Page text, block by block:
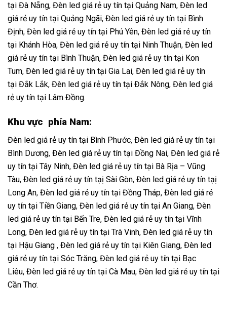
tại Đà Nẵng, Đèn led giá rẻ uy tín tại Quảng Nam, Đèn led
giá rẻ uy tín tại Quảng Ngãi, Đèn led giá rẻ uy tín tại Bình
Định, Đèn led giá rẻ uy tín tại Phú Yên, Đèn led giá rẻ uy tín
tại Khánh Hòa, Đèn led giá rẻ uy tín tại Ninh Thuận, Đèn led
giá rẻ uy tín tại Bình Thuận, Đèn led giá rẻ uy tín tại Kon
Tum, Đèn led giá rẻ uy tín tại Gia Lai, Đèn led giá rẻ uy tín
tại Đắk Lắk, Đèn led giá rẻ uy tín tại Đắk Nông, Đèn led giá
rẻ uy tín tại Lâm Đồng.
Khu vực phía Nam:
Đèn led giá rẻ uy tín tại Bình Phước, Đèn led giá rẻ uy tín tại
Bình Dương, Đèn led giá rẻ uy tín tại Đồng Nai, Đèn led giá rẻ
uy tín tại Tây Ninh, Đèn led giá rẻ uy tín tại Bà Rịa – Vũng
Tàu, Đèn led giá rẻ uy tín tạị Sài Gòn, Đèn led giá rẻ uy tín tạị
Long An, Đèn led giá rẻ uy tín tại Đồng Tháp, Đèn led giá rẻ
uy tín tại Tiền Giang, Đèn led giá rẻ uy tín tại An Giang, Đèn
led giá rẻ uy tín tại Bến Tre, Đèn led giá rẻ uy tín tại Vĩnh
Long, Đèn led giá rẻ uy tín tại Trà Vinh, Đèn led giá rẻ uy tín
tại Hậu Giang , Đèn led giá rẻ uy tín tại Kiên Giang, Đèn led
giá rẻ uy tín tại Sóc Trăng, Đèn led giá rẻ uy tín tại Bạc
Liêu, Đèn led giá rẻ uy tín tại Cà Mau, Đèn led giá rẻ uy tín tại
Cần Thơ.